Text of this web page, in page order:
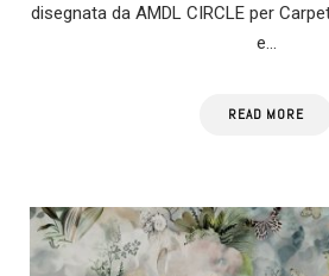
disegnata da AMDL CIRCLE per
e…
READ MORE